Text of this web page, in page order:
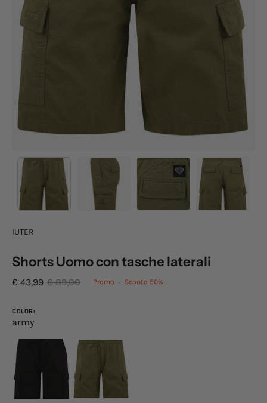
IUTER
Shorts Uomo con tasche laterali
€ 43,99 € 89,00 Promo • Sconto 50%
COLOR:
army